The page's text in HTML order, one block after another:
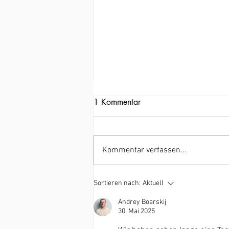
Mit Mut gen Zukunft – Legal
2025
1 Kommentar
Kommentar verfassen...
Sortieren nach: Aktuell
Andrey Boarskij
30. Mai 2025